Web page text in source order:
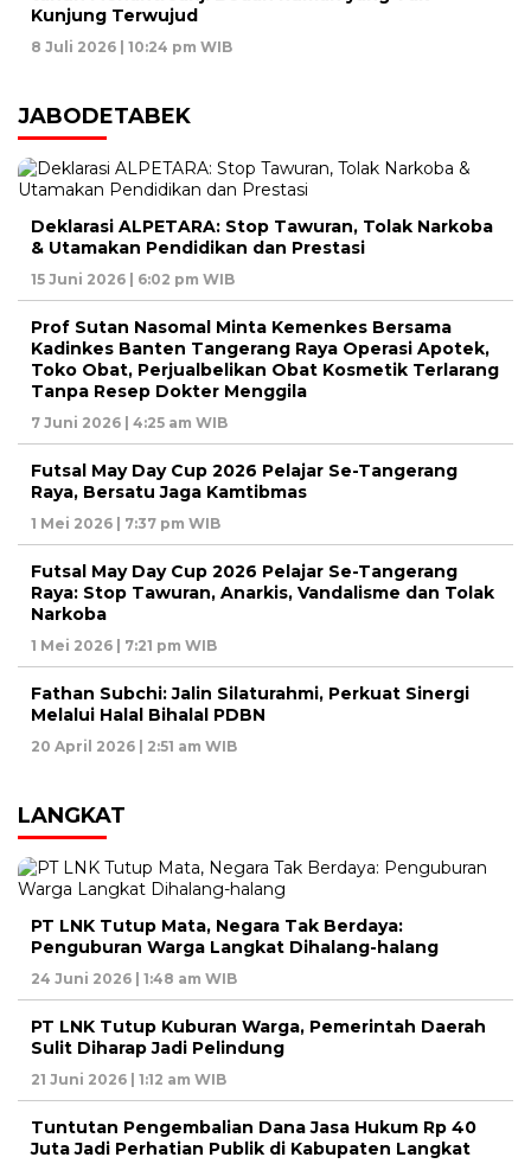
Kunjung Terwujud
8 Juli 2026 | 10:24 pm WIB
JABODETABEK
Deklarasi ALPETARA: Stop Tawuran, Tolak Narkoba
& Utamakan Pendidikan dan Prestasi
15 Juni 2026 | 6:02 pm WIB
Prof Sutan Nasomal Minta Kemenkes Bersama
Kadinkes Banten Tangerang Raya Operasi Apotek,
Toko Obat, Perjualbelikan Obat Kosmetik Terlarang
Tanpa Resep Dokter Menggila
7 Juni 2026 | 4:25 am WIB
Futsal May Day Cup 2026 Pelajar Se-Tangerang
Raya, Bersatu Jaga Kamtibmas
1 Mei 2026 | 7:37 pm WIB
Futsal May Day Cup 2026 Pelajar Se-Tangerang
Raya: Stop Tawuran, Anarkis, Vandalisme dan Tolak
Narkoba
1 Mei 2026 | 7:21 pm WIB
Fathan Subchi: Jalin Silaturahmi, Perkuat Sinergi
Melalui Halal Bihalal PDBN
20 April 2026 | 2:51 am WIB
LANGKAT
PT LNK Tutup Mata, Negara Tak Berdaya:
Penguburan Warga Langkat Dihalang-halang
24 Juni 2026 | 1:48 am WIB
PT LNK Tutup Kuburan Warga, Pemerintah Daerah
Sulit Diharap Jadi Pelindung
21 Juni 2026 | 1:12 am WIB
Tuntutan Pengembalian Dana Jasa Hukum Rp 40
Juta Jadi Perhatian Publik di Kabupaten Langkat